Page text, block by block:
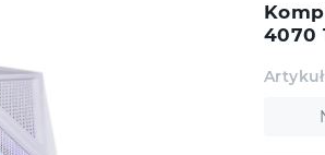
4070